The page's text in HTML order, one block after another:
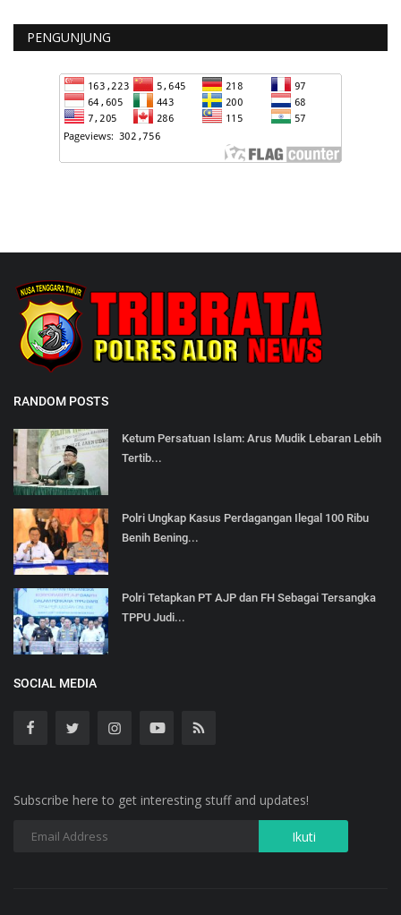
PENGUNJUNG
RANDOM POSTS
Ketum Persatuan Islam: Arus Mudik Lebaran Lebih
Tertib...
Polri Ungkap Kasus Perdagangan Ilegal 100 Ribu
Benih Bening...
Polri Tetapkan PT AJP dan FH Sebagai Tersangka
TPPU Judi...
SOCIAL MEDIA
Subscribe here to get interesting stuff and updates!